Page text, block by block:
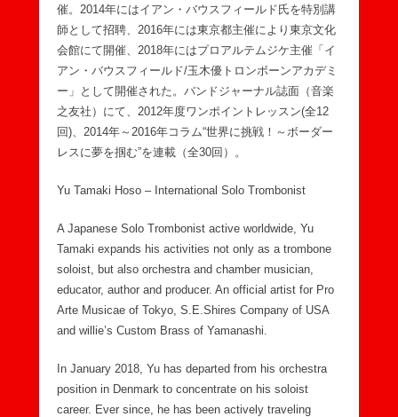
催。2014年にはイアン・バウスフィールド氏を特別講
師として招聘、2016年には東京都主催により東京文化
会館にて開催、2018年にはプロアルテムジケ主催「イ
アン・バウスフィールド/玉木優トロンボーンアカデミ
ー」として開催された。バンドジャーナル誌面（音楽
之友社）にて、2012年度ワンポイントレッスン(全12
回)、2014年～2016年コラム“世界に挑戦！～ボーダー
レスに夢を掴む”を連載（全30回）。
Yu Tamaki Hoso – International Solo Trombonist
A Japanese Solo Trombonist active worldwide, Yu
Tamaki expands his activities not only as a trombone
soloist, but also orchestra and chamber musician,
educator, author and producer. An official artist for Pro
Arte Musicae of Tokyo, S.E.Shires Company of USA
and willie’s Custom Brass of Yamanashi.
In January 2018, Yu has departed from his orchestra
position in Denmark to concentrate on his soloist
career. Ever since, he has been actively traveling